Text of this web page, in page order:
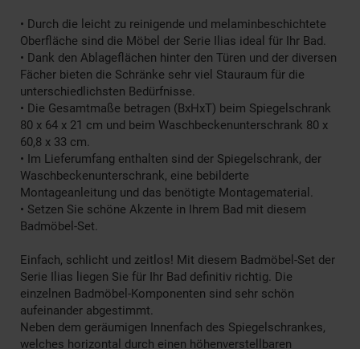
• Durch die leicht zu reinigende und melaminbeschichtete
Oberfläche sind die Möbel der Serie Ilias ideal für Ihr Bad.
• Dank den Ablageflächen hinter den Türen und der diversen
Fächer bieten die Schränke sehr viel Stauraum für die
unterschiedlichsten Bedürfnisse.
• Die Gesamtmaße betragen (BxHxT) beim Spiegelschrank
80 x 64 x 21 cm und beim Waschbeckenunterschrank 80 x
60,8 x 33 cm.
• Im Lieferumfang enthalten sind der Spiegelschrank, der
Waschbeckenunterschrank, eine bebilderte
Montageanleitung und das benötigte Montagematerial.
• Setzen Sie schöne Akzente in Ihrem Bad mit diesem
Badmöbel-Set.
Einfach, schlicht und zeitlos! Mit diesem Badmöbel-Set der
Serie Ilias liegen Sie für Ihr Bad definitiv richtig. Die
einzelnen Badmöbel-Komponenten sind sehr schön
aufeinander abgestimmt.
Neben dem geräumigen Innenfach des Spiegelschrankes,
welches horizontal durch einen höhenverstellbaren